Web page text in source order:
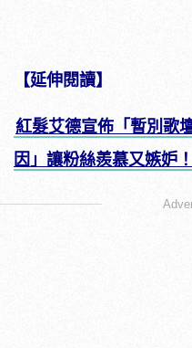
【延伸閱讀】
紅髮艾德宣佈「暫別歌
因」讓粉絲羨慕又嫉妒！